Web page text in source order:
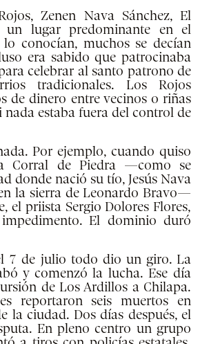
Zenen Nava Sánchez, El
un lugar predominante en el
conocían, muchos se decían
era sabido que patrocinaba
celebrar al santo patrono de
tradicionales. Los Rojos
de dinero entre vecinos o riñas
nada estaba fuera del control de
Por ejemplo, cuando quiso
Corral de Piedra —como se
donde nació su tío, Jesús Nava
la sierra de Leonardo Bravo—
el priista Sergio Dolores Flores,
El dominio duró
7 de julio todo dio un giro. La
y comenzó la lucha. Ese día
de Los Ardillos a Chilapa.
reportaron seis muertos en
la ciudad. Dos días después, el
En pleno centro un grupo